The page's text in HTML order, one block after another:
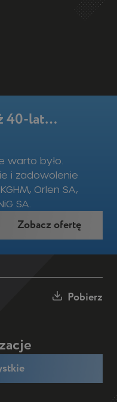
40-lat…
warto było.
i zadowolenie
Orlen SA,
SA.
Zobacz ofertę
Pobierz